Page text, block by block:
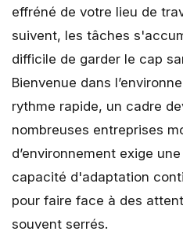
effréné de votre lieu de
suivent, les tâches
difficile de garder le cap
Bienvenue dans
rythme rapide, un cadre
nombreuses entreprises
d’environnement exige
capacité d'adaptation
pour faire face à des
souvent serrés.